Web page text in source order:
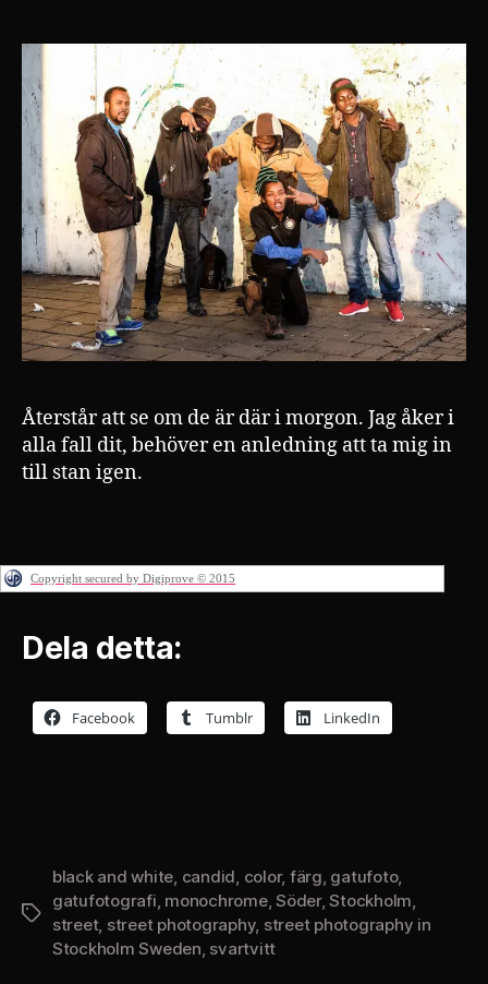
Återstår att se om de är där i morgon. Jag åker i
alla fall dit, behöver en anledning att ta mig in
till stan igen.
Copyright secured by Digiprove © 2015
Dela detta:
Facebook Tumblr LinkedIn
Etiketter
black and white candid color, färg gatufoto,
gatufotografi monochrome,Söder,Stockholm
street, street photography, street photography in
Stockholm Sweden svartvitt